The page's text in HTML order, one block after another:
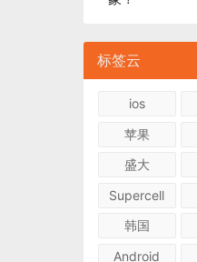
标签云
ios
苹果
盛大
Supercell
韩国
Android